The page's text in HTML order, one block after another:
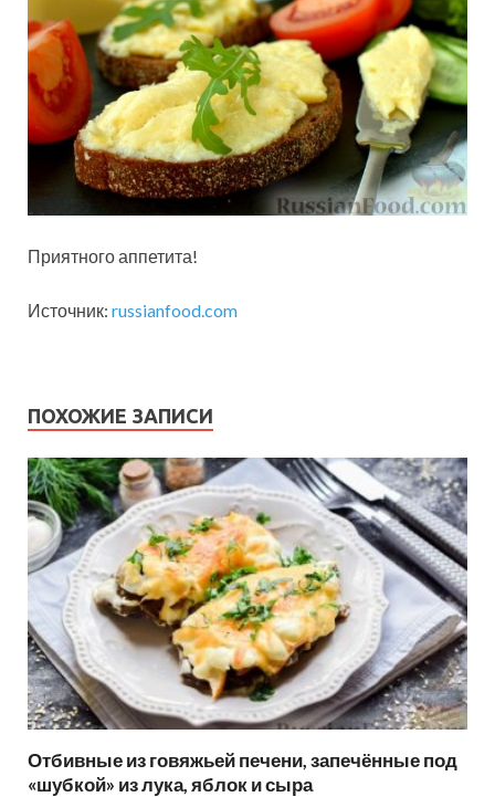
Приятного аппетита!
Источник: russianfood.com
ПОХОЖИЕ ЗАПИСИ
Отбивные из говяжьей печени, запечённые под
«шубкой» из лука, яблок и сыра